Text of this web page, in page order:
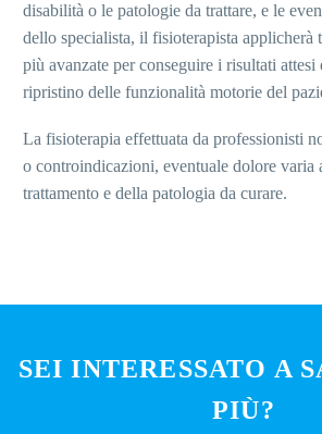
disabilità o le patologie da trattare, e le
dello specialista, il fisioterapista applicherà
più avanzate per conseguire i risultati attesi
ripristino delle funzionalità motorie del
La fisioterapia effettuata da professionisti
o controindicazioni, eventuale dolore varia
trattamento e della patologia da curare.
SEI INTERESSATO A
PIÙ?